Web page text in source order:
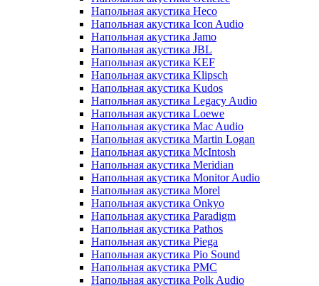
Напольная акустика Heco
Напольная акустика Icon Audio
Напольная акустика Jamo
Напольная акустика JBL
Напольная акустика KEF
Напольная акустика Klipsch
Напольная акустика Kudos
Напольная акустика Legacy Audio
Напольная акустика Loewe
Напольная акустика Mac Audio
Напольная акустика Martin Logan
Напольная акустика McIntosh
Напольная акустика Meridian
Напольная акустика Monitor Audio
Напольная акустика Morel
Напольная акустика Onkyo
Напольная акустика Paradigm
Напольная акустика Pathos
Напольная акустика Piega
Напольная акустика Pio Sound
Напольная акустика PMC
Напольная акустика Polk Audio